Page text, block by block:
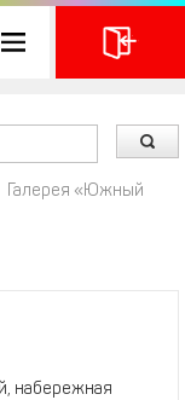
Галерея «Южный
набережная